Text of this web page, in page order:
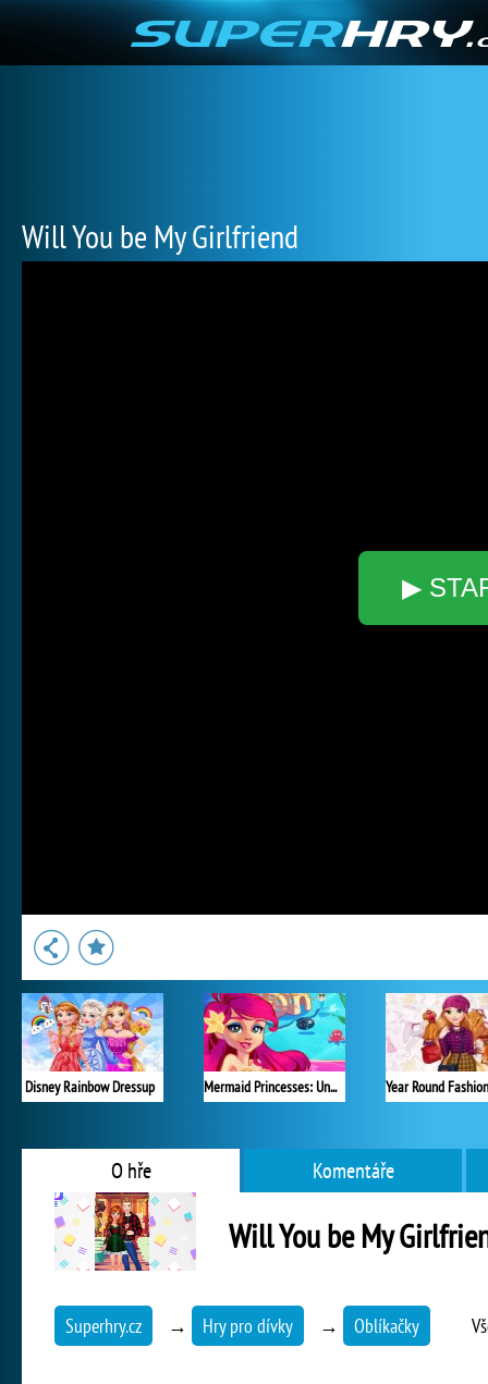
Will You be My Girlfriend
▶
Disney Rainbow Dressup Mermaid Princesses: Underwater Games
O hře Komentáře
Will You be My
Superhry.cz → Hry pro dívky → Oblíkačky